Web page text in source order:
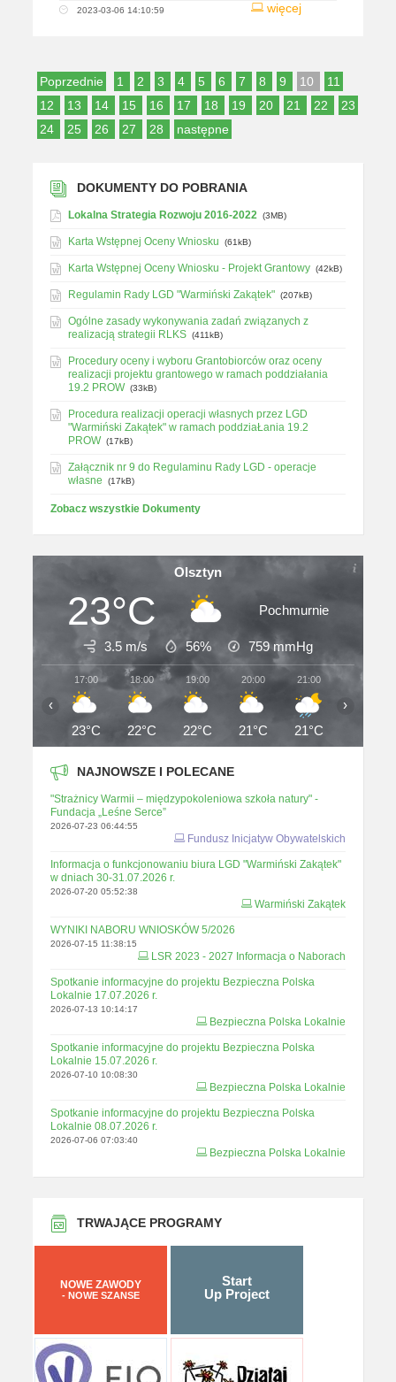
więcej
2023-03-06 14:10:59
Poprzednie 1 2 3 4 5 6 7 8 9 10
11
12
13 14 15 16 17 18 19 20 21 22
23
24
25 26 27 28 następne
DOKUMENTY DO POBRANIA
Lokalna Strategia Rozwoju 2016-2022 (3MB)
Karta Wstępnej Oceny Wniosku (61kB)
Karta Wstępnej Oceny Wniosku - Projekt Grantowy (42kB)
Regulamin Rady LGD "Warmiński Zakątek" (207kB)
Ogólne zasady wykonywania zadań związanych z
realizacją strategii RLKS (411kB)
Procedury oceny i wyboru Grantobiorców oraz oceny
realizacji projektu grantowego w ramach poddziałania
19.2 PROW (33kB)
Procedura realizacji operacji własnych przez LGD
"Warmiński Zakątek" w ramach poddziaŁania 19.2
PROW (17kB)
Załącznik nr 9 do Regulaminu Rady LGD - operacje
własne
(17kB)
Zobacz wszystkie Dokumenty
Olsztyn
23°C Pochmurnie
3.5 m/s 56% 759mmHg
17:00
23°C
18:00
22°C
19:00
22°C
20:00
21°C
21:00
21°C
22:00
‹ ›
NAJNOWSZE I POLECANE
"Strażnicy Warmii – międzypokoleniowa szkoła natury" -
Fundacja „Leśne Serce”
2026-07-23 06:44:55
Fundusz Inicjatyw Obywatelskich
Informacja o funkcjonowaniu biura LGD "Warmiński Zakątek"
w dniach 30-31.07.2026 r.
2026-07-20 05:52:38
Warmiński Zakątek
WYNIKI NABORU WNIOSKÓW 5/2026
2026-07-15 11:38:15
LSR 2023 - 2027 Informacja o Naborach
Spotkanie informacyjne do projektu Bezpieczna Polska
Lokalnie 17.07.2026 r.
2026-07-13 10:14:17
Bezpieczna Polska Lokalnie
Spotkanie informacyjne do projektu Bezpieczna Polska
Lokalnie 15.07.2026 r.
2026-07-10 10:08:30
Bezpieczna Polska Lokalnie
Spotkanie informacyjne do projektu Bezpieczna Polska
Lokalnie 08.07.2026 r.
2026-07-06 07:03:40
Bezpieczna Polska Lokalnie
TRWAJĄCE PROGRAMY
NOWE ZAWODY
- NOWE SZANSE
Start
Up Project